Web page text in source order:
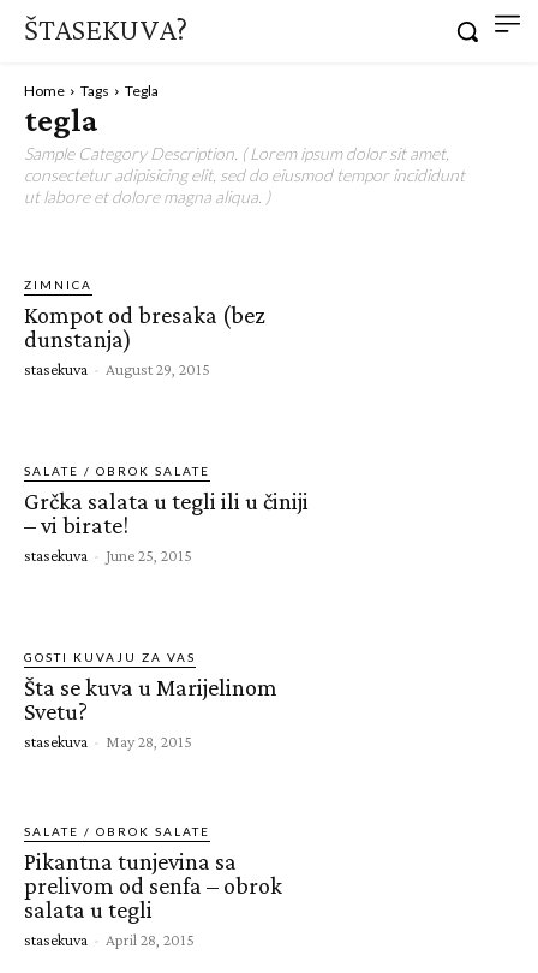
ŠTASEKUVA?
Home Tags Tegla
tegla
Sample Category Description. ( Lorem ipsum dolor sit amet,
consectetur adipisicing elit, sed do eiusmod tempor incididunt
ut labore et dolore magna aliqua. )
ZIMNICA
Kompot od bresaka (bez
dunstanja)
stasekuva - August 29, 2015
SALATE / OBROK SALATE
Grčka salata u tegli ili u činiji
– vi birate!
stasekuva - June 25, 2015
GOSTI KUVAJU ZA VAS
Šta se kuva u Marijelinom
Svetu?
stasekuva - May 28, 2015
SALATE / OBROK SALATE
Pikantna tunjevina sa
prelivom od senfa – obrok
salata u tegli
stasekuva - April 28, 2015